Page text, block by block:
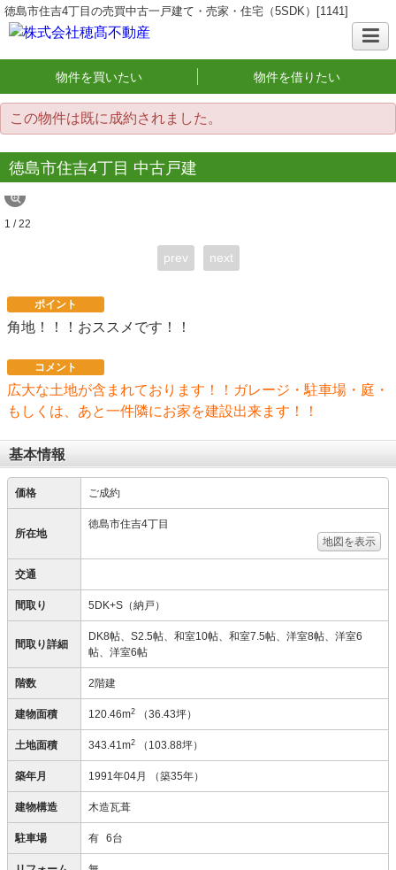
徳島市住吉4丁目の売買中古一戸建て・売家・住宅（5SDK）[1141]
物件を買いたい 物件を借りたい
この物件は既に成約されました。
徳島市住吉4丁目 中古戸建
1 / 22
prev next
ポイント
角地！！！おススメです！！
コメント
広大な土地が含まれております！！ガレージ・駐車場・庭・
もしくは、あと一件隣にお家を建設出来ます！！
基本情報
価格 ご成約
所在地
徳島市住吉4丁目
地図を表示
交通
間取り 5DK+S（納戸）
間取り詳細
DK8帖、S2.5帖、和室10帖、和室7.5帖、洋室8帖、洋室6
帖、洋室6帖
階数 2階建
建物面積 120.46m2 （36.43坪）
土地面積 343.41m2 （103.88坪）
築年月 1991年04月 （築35年）
建物構造 木造瓦葺
駐車場 有 6台